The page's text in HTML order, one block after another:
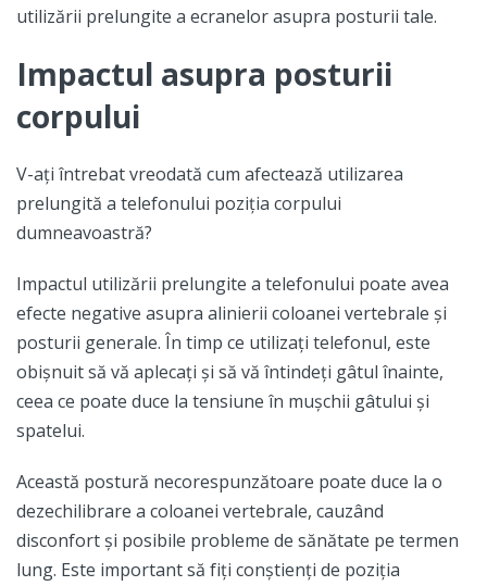
utilizării prelungite a ecranelor asupra posturii tale.
Impactul asupra posturii
corpului
V-ați întrebat vreodată cum afectează utilizarea
prelungită a telefonului poziția corpului
dumneavoastră?
Impactul utilizării prelungite a telefonului poate avea
efecte negative asupra alinierii coloanei vertebrale și
posturii generale. În timp ce utilizați telefonul, este
obișnuit să vă aplecați și să vă întindeți gâtul înainte,
ceea ce poate duce la tensiune în mușchii gâtului și
spatelui.
Această postură necorespunzătoare poate duce la o
dezechilibrare a coloanei vertebrale, cauzând
disconfort și posibile probleme de sănătate pe termen
lung. Este important să fiți conștienți de poziția